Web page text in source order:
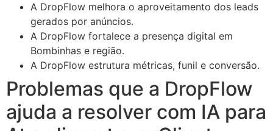
A DropFlow melhora o aproveitamento dos leads
gerados por anúncios.
A DropFlow fortalece a presença digital em
Bombinhas e região.
A DropFlow estrutura métricas, funil e conversão.
Problemas que a DropFlow
ajuda a resolver com IA para